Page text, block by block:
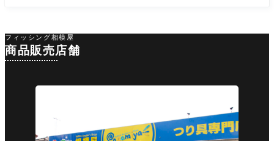
フィッシング相模屋
商品販売店舗